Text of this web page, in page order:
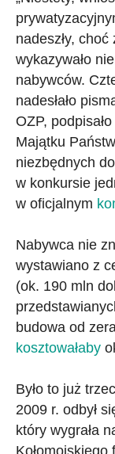
nadeszły,
wykazywało
nabywców.
nadesłało
OZP,
Majątku
niezbędnych
w konkursie
w oficjalnym
Nabywca nie
wystawiano z
(ok. 190 mln
budowa od
kosztowałaby
Było to już
2009 r. odbył
który wygrała